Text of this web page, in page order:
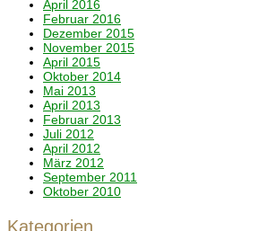
April 2016
Februar 2016
Dezember 2015
November 2015
April 2015
Oktober 2014
Mai 2013
April 2013
Februar 2013
Juli 2012
April 2012
März 2012
September 2011
Oktober 2010
Kategorien